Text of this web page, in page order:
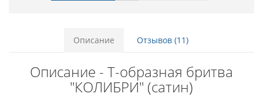
Описание Отзывов (11)
Описание - Т-образная бритва
"КОЛИБРИ" (сатин)